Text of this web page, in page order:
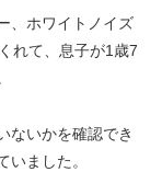
、ホワイトノイズ
れて、息子が1歳7
ないかを確認でき
ました。